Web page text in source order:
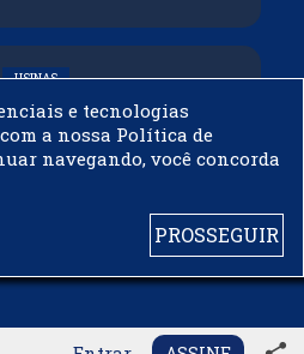
USINAS
sobre mistura de
na gasolina
e tecnologias
a nossa Política de
navegando, você concorda
PROSSEGUIR